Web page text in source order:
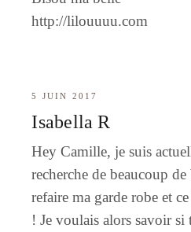
http://lilouuuu.com
5 JUIN 2017
Isabella R
Hey Camille, je suis
recherche de beaucoup
refaire ma garde robe et
! Je voulais alors savoir si